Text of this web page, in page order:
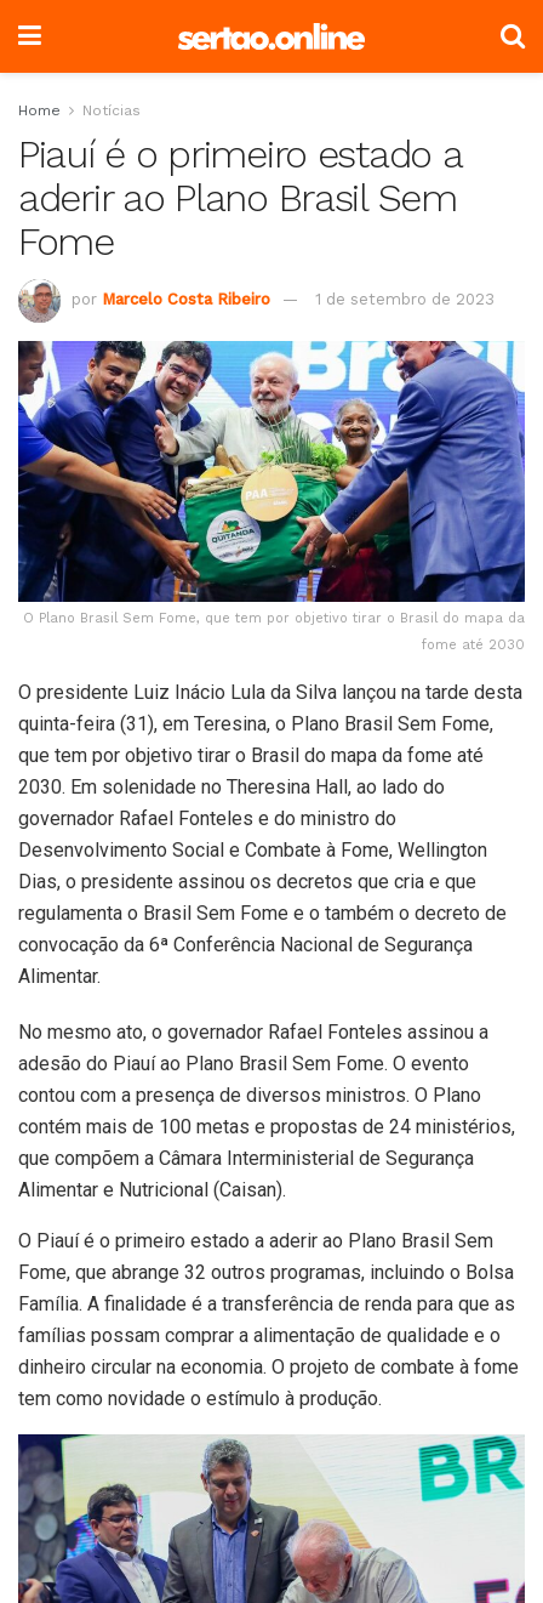
Home Notícias
Piauí é o primeiro estado a
aderir ao Plano Brasil Sem
Fome
por Marcelo Costa Ribeiro 1 de setembro de 2023
O Plano Brasil Sem Fome, que tem por objetivo tirar o Brasil do mapa da
fome até 2030
O presidente Luiz Inácio Lula da Silva lançou na tarde desta
quinta-feira (31), em Teresina, o Plano Brasil Sem Fome,
que tem por objetivo tirar o Brasil do mapa da fome até
2030. Em solenidade no Theresina Hall, ao lado do
governador Rafael Fonteles e do ministro do
Desenvolvimento Social e Combate à Fome, Wellington
Dias, o presidente assinou os decretos que cria e que
regulamenta o Brasil Sem Fome e o também o decreto de
convocação da 6ª Conferência Nacional de Segurança
Alimentar.
No mesmo ato, o governador Rafael Fonteles assinou a
adesão do Piauí ao Plano Brasil Sem Fome. O evento
contou com a presença de diversos ministros. O Plano
contém mais de 100 metas e propostas de 24 ministérios,
que compõem a Câmara Interministerial de Segurança
Alimentar e Nutricional (Caisan).
O Piauí é o primeiro estado a aderir ao Plano Brasil Sem
Fome, que abrange 32 outros programas, incluindo o Bolsa
Família. A finalidade é a transferência de renda para que as
famílias possam comprar a alimentação de qualidade e o
dinheiro circular na economia. O projeto de combate à fome
tem como novidade o estímulo à produção.